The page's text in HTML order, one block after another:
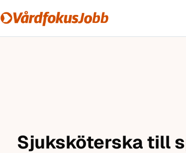
Hoppa till innehåll
Vårdfokusjobb
Sjuksköterska till